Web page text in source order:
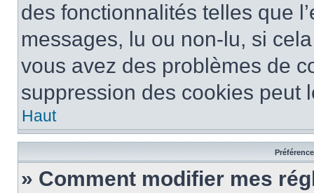
des fonctionnalités telles que
messages, lu ou non-lu, si
vous avez des problèmes de
suppression des cookies peut
Haut
» Comment modifier mes